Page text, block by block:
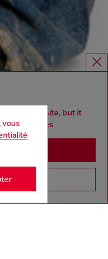
vous
website, but it
United States
States